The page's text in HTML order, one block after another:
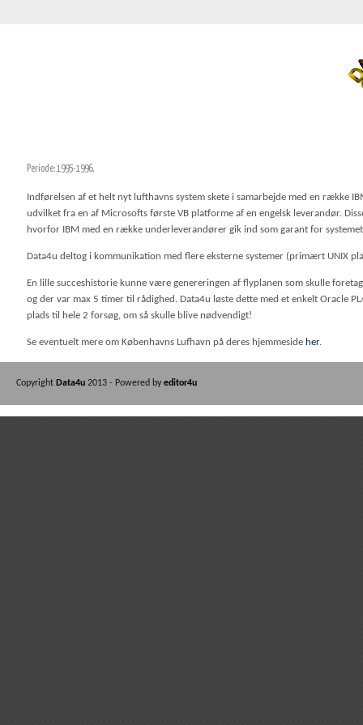
Periode: 1995-1996.
Indførelsen af et helt nyt lufthavns system skete i samarbejde med en række
udvilket fra en af Microsofts første VB platforme af en engelsk leverandør.
hvorfor IBM med en række underleverandører gik ind som garant for
Data4u deltog i kommunikation med flere eksterne systemer (primært UNIX
En lille succeshistorie kunne være genereringen af flyplanen som skulle
og der var max 5 timer til rådighed. Data4u løste dette med et enkelt Oracle
plads til hele 2 forsøg, om så skulle blive nødvendigt!
Se eventuelt mere om Københavns Lufhavn på deres hjemmeside her.
Copyright Data4u 2013 - Powered by editor4u